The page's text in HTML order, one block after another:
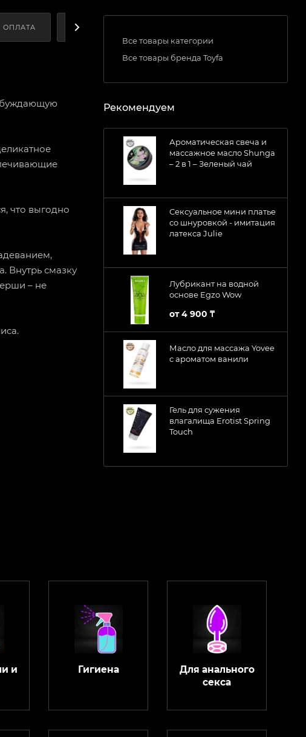
ОПЛАТА ДОСТАВКА
что выгодно
Внутрь смазку
– не
Все товары категории
Все товары бренда Toyfa
Рекомендуем
Ароматическая свеча и
массажное масло Shunga
– 2 в 1 – Зеленый чай
Сексуальное мини платье
со шнуровкой - имитация
латекса Julie
Лубрикант на водной
основе Egzo Wow
от4 900 ₸
Масло для массажа Yovee
с ароматом ванили
Гель для сужения
влагалища Erotist Spring
Touch
и
Гигиена
Для анального
секса